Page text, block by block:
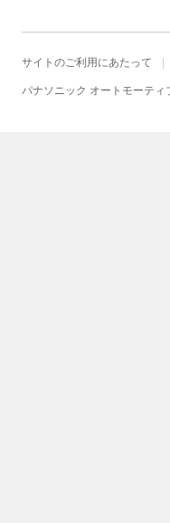
サイトのご利用にあたって
パナソニック オートモーティ